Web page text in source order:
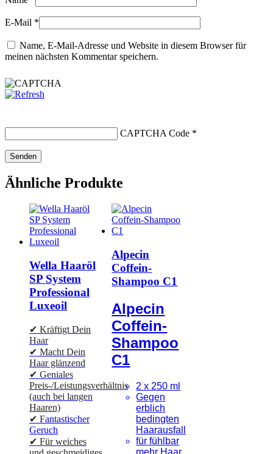
E-Mail *
Name, E-Mail-Adresse und Website in diesem Browser für
meinen nächsten Kommentar speichern.
CAPTCHA Code *
Ähnliche Produkte
Wella Haaröl
SP System
Professional
Luxeoil
✔ Kräftigt Dein
Haar
✔ Macht Dein
Haar glänzend
✔ Geniales
Preis-/Leistungsverhältnis
(auch bei langen
Haaren)
✔ Fantastischer
Geruch
✔ Für weiches
Alpecin
Coffein-
Shampoo C1
Alpecin
Coffein-
Shampoo
C1
2 x 250 ml
Gegen
erblich
bedingten
Haarausfall
für fühlbar
mehr Haar